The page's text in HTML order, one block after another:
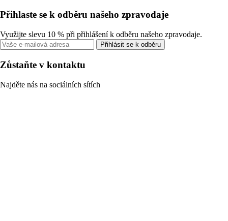
Přihlaste se k odběru našeho zpravodaje
Využijte slevu 10 % při přihlášení k odběru našeho zpravodaje.
Přihlásit se k odběru
Zůstaňte v kontaktu
Najděte nás na sociálních sítích